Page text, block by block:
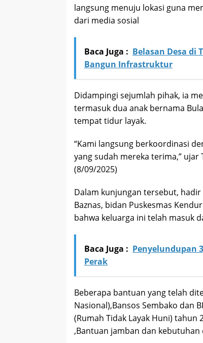
langsung menuju lokasi guna
dari media sosial
Baca Juga : Belasan Desa di
Bangun Infrastruktur
Didampingi sejumlah pihak, ia
termasuk dua anak bernama
tempat tidur layak.
“Kami langsung berkoordinasi
yang sudah mereka terima,” ujar
(8/09/2025)
Dalam kunjungan tersebut, hadir
Baznas, bidan Puskesmas
bahwa keluarga ini telah masuk
Baca Juga : Penyelundupan
Perak
Beberapa bantuan yang telah
Nasional),Bansos Sembako dan
(Rumah Tidak Layak Huni) tahun
,Bantuan jamban dan kebutuhan